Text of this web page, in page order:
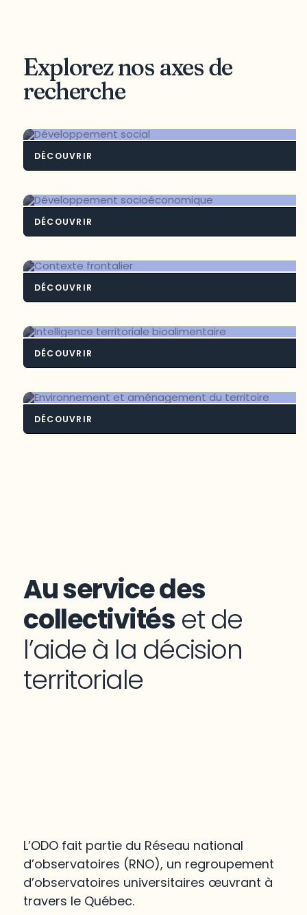
Explorez nos axes de
recherche
DÉCOUVRIR
DÉCOUVRIR
DÉCOUVRIR
DÉCOUVRIR
DÉCOUVRIR
Au service des
collectivités et de
l’aide à la décision
territoriale
L’ODO fait partie du Réseau national
d’observatoires (RNO), un regroupement
d’observatoires universitaires œuvrant à
travers le Québec.